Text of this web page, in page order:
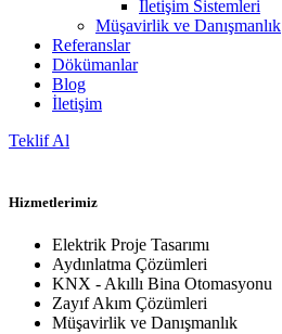
İletişim Sistemleri
Müşavirlik ve Danışmanlık
Referanslar
Dökümanlar
Blog
İletişim
Teklif Al
Hizmetlerimiz
Elektrik Proje Tasarımı
Aydınlatma Çözümleri
KNX - Akıllı Bina Otomasyonu
Zayıf Akım Çözümleri
Müşavirlik ve Danışmanlık